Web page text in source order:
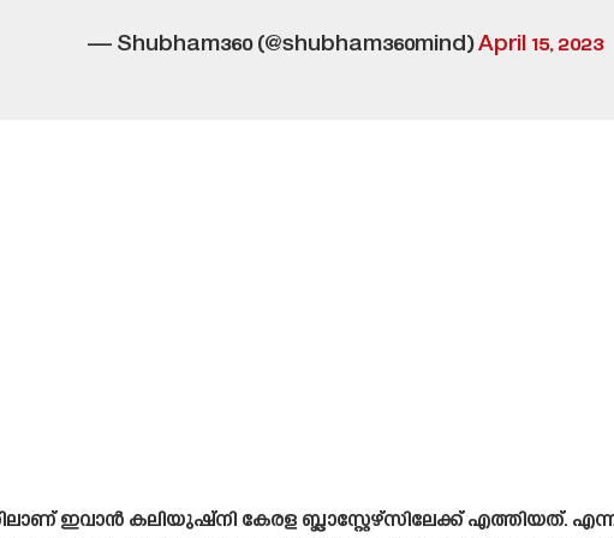
— Shubham360 (@shubham360mind)April 15, 2023
ഇവാൻ കലിയുഷ്‌നി കേരള ബ്ലാസ്റ്റേഴ്‌സിലേക്ക് എത്തിയത്.